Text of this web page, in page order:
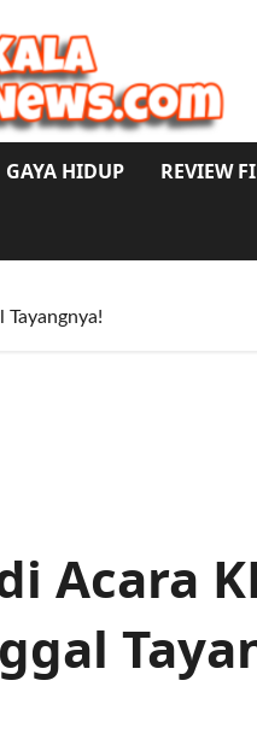
GAYA HIDUP REVIEW
Tayangnya!
Acara